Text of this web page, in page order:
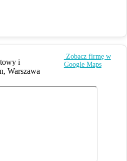
i
Warszawa
️ Zobacz firmę w
Google Maps